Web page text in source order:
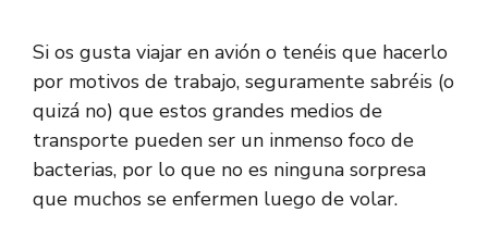
Si os gusta viajar en avión o tenéis que hacerlo
por motivos de trabajo, seguramente sabréis (o
quizá no) que estos grandes medios de
transporte pueden ser un inmenso foco de
bacterias, por lo que no es ninguna sorpresa
que muchos se enfermen luego de volar.